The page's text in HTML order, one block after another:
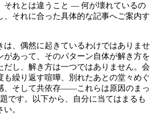
それとは違うこと — 何が壊れているの
、それに合った具体的な記事へご案内す
は、偶然に起きているわけではありませ
あって、そのパターン自体が解き方を
だし、解き方は一つではありません。会
も繰り返す喧嘩、別れたあとの堂々めぐ
、そして共依存——これらは原因のまっ
です。以下から、自分に当てはまるも
。